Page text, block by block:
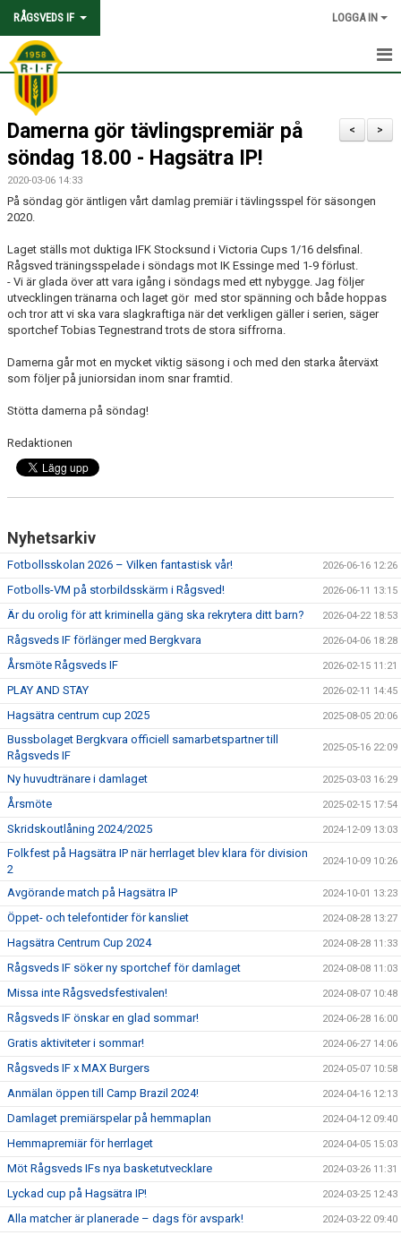
RÅGSVEDS IF LOGGA IN
HEM
KONTAKT
OM FÖRENINGEN
AVGIFTER
TRYGGHET OCH VÄRDEGRUND
KNATTEFOTBOLLSSKOLA
PARTNERSKAP & SPONSRING
SKOLSAMARBETEN
TRÄNINGSKLÄDER
RÅGSVEDS IF I MEDIA
>
<
Damerna gör tävlingspremiär på
söndag 18.00 - Hagsätra IP!
2020-03-06 14:33
På söndag gör äntligen vårt damlag premiär i tävlingsspel för säsongen
2020.
Laget ställs mot duktiga IFK Stocksund i Victoria Cups 1/16 delsfinal.
Rågsved träningsspelade i söndags mot IK Essinge med 1-9 förlust.
- Vi är glada över att vara igång i söndags med ett nybygge. Jag följer
utvecklingen tränarna och laget gör med stor spänning och både hoppas
och tror att vi ska vara slagkraftiga när det verkligen gäller i serien, säger
sportchef Tobias Tegnestrand trots de stora siffrorna.
Damerna går mot en mycket viktig säsong i och med den starka återväxt
som följer på juniorsidan inom snar framtid.
Stötta damerna på söndag!
Redaktionen
Nyhetsarkiv
Fotbollsskolan 2026 – Vilken fantastisk vår! 2026-06-16 12:26
Fotbolls-VM på storbildsskärm i Rågsved! 2026-06-11 13:15
Är du orolig för att kriminella gäng ska rekrytera ditt barn? 2026-04-22 18:53
Rågsveds IF förlänger med Bergkvara 2026-04-06 18:28
Årsmöte Rågsveds IF 2026-02-15 11:21
PLAY AND STAY 2026-02-11 14:45
Hagsätra centrum cup 2025 2025-08-05 20:06
Bussbolaget Bergkvara officiell samarbetspartner till
Rågsveds IF
2025-05-16 22:09
Ny huvudtränare i damlaget 2025-03-03 16:29
Årsmöte 2025-02-15 17:54
Skridskoutlåning 2024/2025 2024-12-09 13:03
Folkfest på Hagsätra IP när herrlaget blev klara för division
2
2024-10-09 10:26
Avgörande match på Hagsätra IP 2024-10-01 13:23
Öppet- och telefontider för kansliet 2024-08-28 13:27
Hagsätra Centrum Cup 2024 2024-08-28 11:33
Rågsveds IF söker ny sportchef för damlaget 2024-08-08 11:03
Missa inte Rågsvedsfestivalen! 2024-08-07 10:48
Rågsveds IF önskar en glad sommar! 2024-06-28 16:00
Gratis aktiviteter i sommar! 2024-06-27 14:06
Rågsveds IF x MAX Burgers 2024-05-07 10:58
Anmälan öppen till Camp Brazil 2024! 2024-04-16 12:13
Damlaget premiärspelar på hemmaplan 2024-04-12 09:40
Hemmapremiär för herrlaget 2024-04-05 15:03
Möt Rågsveds IFs nya basketutvecklare 2024-03-26 11:31
Lyckad cup på Hagsätra IP! 2024-03-25 12:43
Alla matcher är planerade – dags för avspark! 2024-03-22 09:40